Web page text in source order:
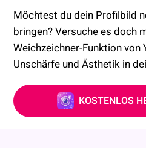
Möchtest du dein Profilbild
bringen? Versuche es doch
Weichzeichner-Funktion von
Unschärfe und Ästhetik in
KOSTENLOS